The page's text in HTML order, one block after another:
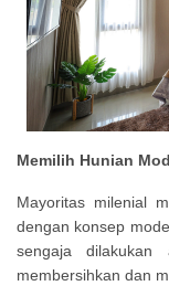
Memilih Hunian
Mayoritas milenial
dengan konsep
sengaja
membersihkan dan